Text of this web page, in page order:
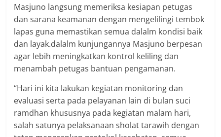
Masjuno langsung memeriksa kesiapan petugas
dan sarana keamanan dengan mengelilingi tembok
lapas guna memastikan semua dalalm kondisi baik
dan layak.dalalm kunjungannya Masjuno berpesan
agar lebih meningkatkan kontrol keliling dan
menambah petugas bantuan pengamanan.
“Hari ini kita lakukan kegiatan monitoring dan
evaluasi serta pada pelayanan lain di bulan suci
ramdhan khususnya pada kegiatan malam hari,
salah satunya pelaksanaan sholat tarawih dengan